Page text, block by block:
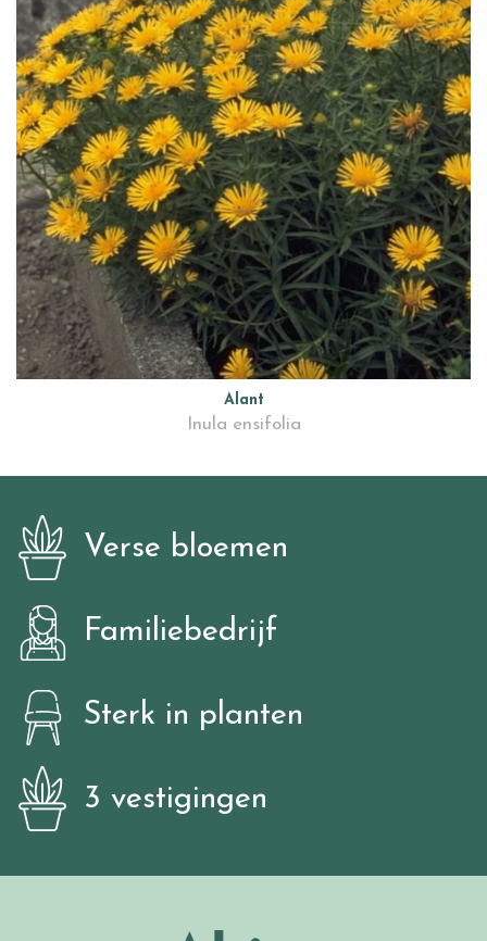
Alant
Inula ensifolia
Verse bloemen
Familiebedrijf
Sterk in planten
3 vestigingen